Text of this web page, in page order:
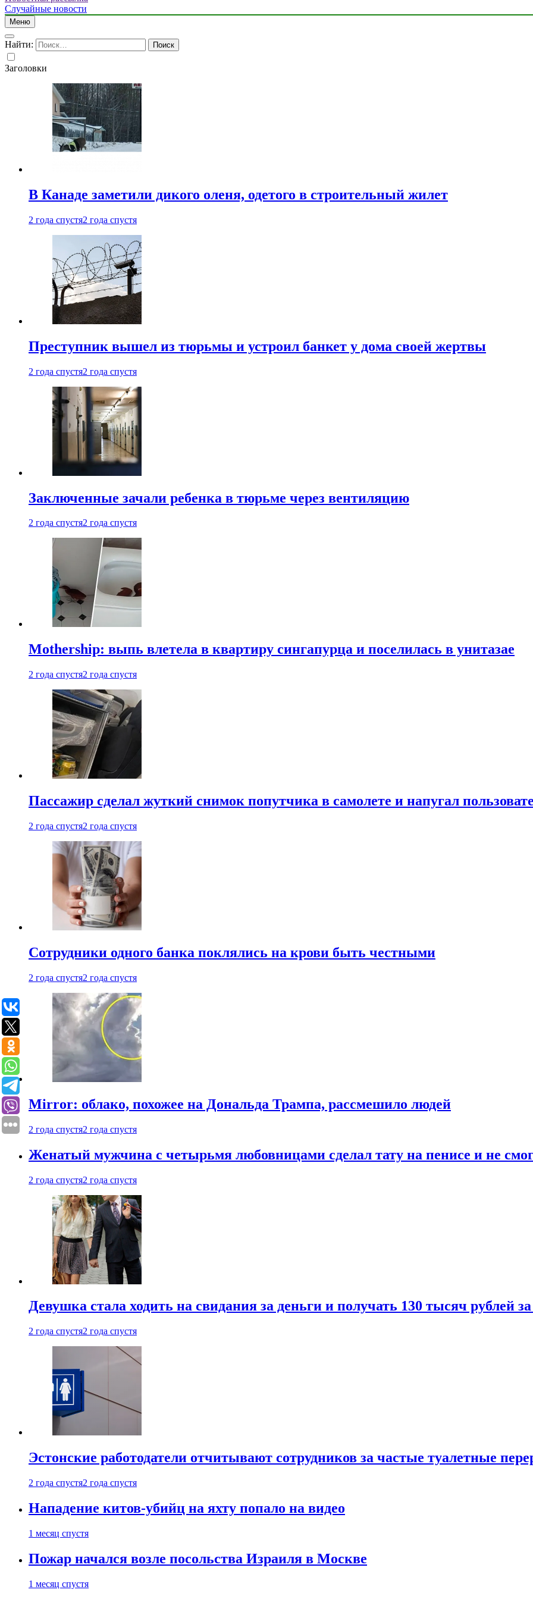
Случайные новости
Меню
Найти:
Заголовки
В Канаде заметили дикого оленя, одетого в строительный жилет
2 года спустя2 года спустя
Преступник вышел из тюрьмы и устроил банкет у дома своей жертвы
2 года спустя2 года спустя
Заключенные зачали ребенка в тюрьме через вентиляцию
2 года спустя2 года спустя
Mothership: выпь влетела в квартиру сингапурца и поселилась в унитазае
2 года спустя2 года спустя
Пассажир сделал жуткий снимок попутчика в самолете и напугал
2 года спустя2 года спустя
Сотрудники одного банка поклялись на крови быть честными
2 года спустя2 года спустя
Mirror: облако, похожее на Дональда Трампа, рассмешило людей
2 года спустя2 года спустя
Женатый мужчина с четырьмя любовницами сделал тату на пенисе и не
2 года спустя2 года спустя
Девушка стала ходить на свидания за деньги и получать 130 тысяч рублей
2 года спустя2 года спустя
Эстонские работодатели отчитывают сотрудников за частые туалетные
2 года спустя2 года спустя
Нападение китов-убийц на яхту попало на видео
1 месяц спустя
Пожар начался возле посольства Израиля в Москве
1 месяц спустя